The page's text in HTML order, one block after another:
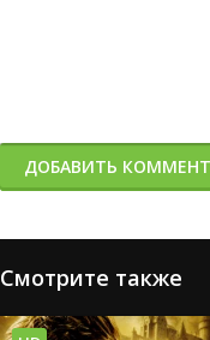
ДОБАВИТЬ
Смотрите также